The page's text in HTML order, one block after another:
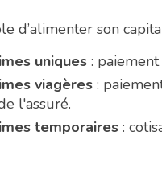
d’alimenter son
uniques :
viagères :
l'assuré.
temporaires :